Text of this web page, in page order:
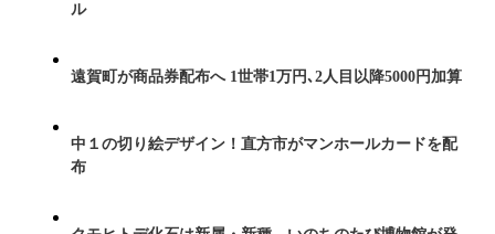
ル
遠賀町が商品券配布へ 1世帯1万円､2人目以降5000円加算
中１の切り絵デザイン！直方市がマンホールカードを配
布